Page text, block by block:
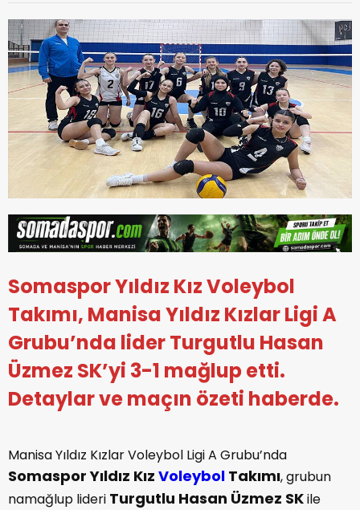
Somaspor Yıldız Kız Voleybol
Takımı, Manisa Yıldız Kızlar Ligi A
Grubu’nda lider Turgutlu Hasan
Üzmez SK’yi 3-1 mağlup etti.
Detaylar ve maçın özeti haberde.
Manisa Yıldız Kızlar Voleybol Ligi A Grubu’nda
Somaspor Yıldız Kız Voleybol Takımı, grubun
namağlup lideri Turgutlu Hasan Üzmez SKile